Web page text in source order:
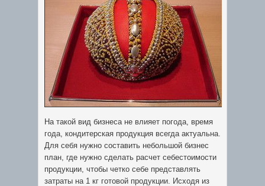
На такой вид бизнеса не влияет погода, время
года, кондитерская продукция всегда актуальна.
Для себя нужно составить небольшой бизнес
план, где нужно сделать расчет себестоимости
продукции, чтобы четко себе представлять
затраты на 1 кг готовой продукции. Исходя из